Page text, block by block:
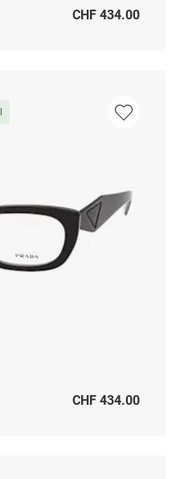
CHF 434.00
CHF 434.00